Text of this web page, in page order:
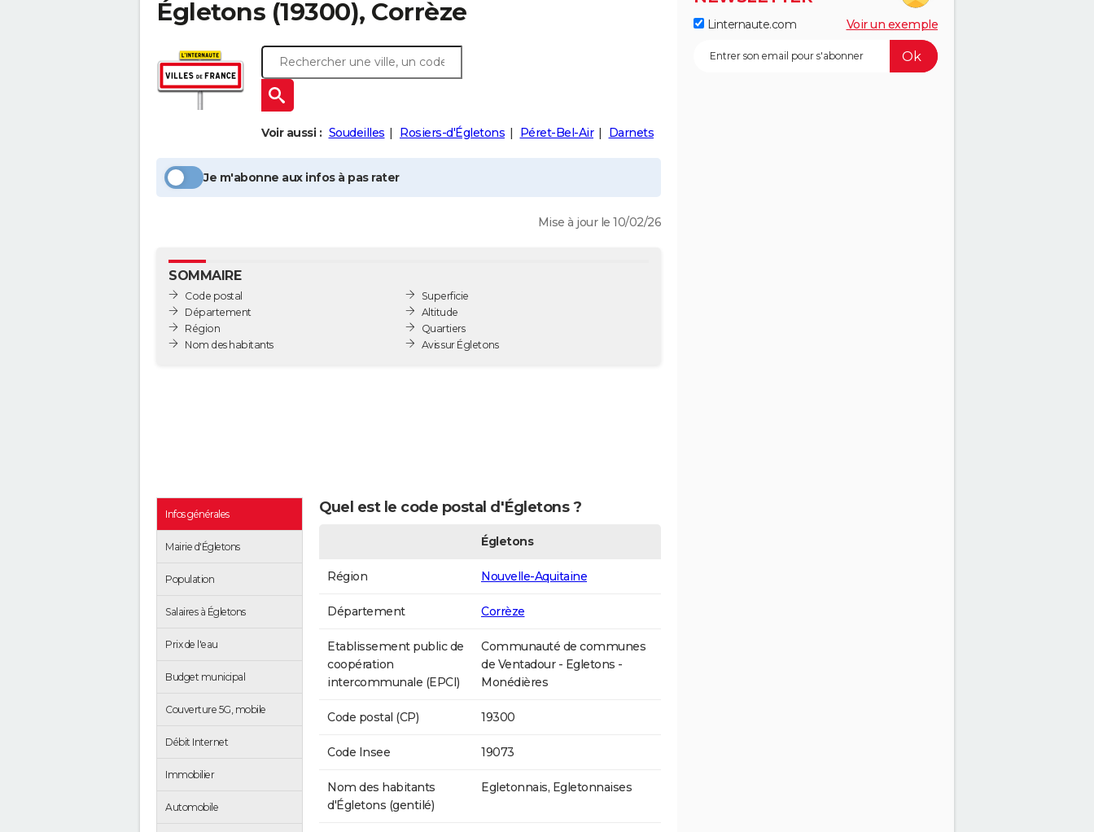
Égletons (19300), Corrèze
Voir aussi : Soudeilles Rosiers-d'Égletons Péret-Bel-Air Darnets
Je m'abonne aux infos à pas rater
Mise à jour le 10/02/26
SOMMAIRE
Code postal
Département
Région
Nom des habitants
Superficie
Altitude
Quartiers
Avis sur Égletons
Infos générales
Mairie d'Égletons
Population
Salaires à Égletons
Prix de l'eau
Budget municipal
Couverture 5G, mobile
Débit Internet
Immobilier
Automobile
Quel est le code postal d'Égletons ?
Égletons
Région Nouvelle-Aquitaine
Département Corrèze
Etablissement public de
coopération
intercommunale (EPCI)
Communauté de communes
de Ventadour - Egletons -
Monédières
Code postal (CP) 19300
Code Insee 19073
Nom des habitants
d'Égletons (gentilé)
Egletonnais, Egletonnaises
Linternaute.com Voir un exemple